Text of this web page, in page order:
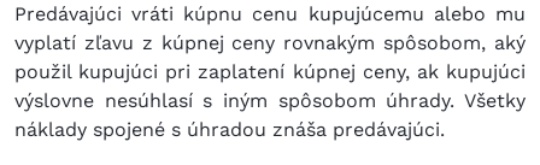
Predávajúci vráti kúpnu cenu kupujúcemu alebo mu
vyplatí zľavu z kúpnej ceny rovnakým spôsobom, aký
použil kupujúci pri zaplatení kúpnej ceny, ak kupujúci
výslovne nesúhlasí s iným spôsobom úhrady. Všetky
náklady spojené s úhradou znáša predávajúci.